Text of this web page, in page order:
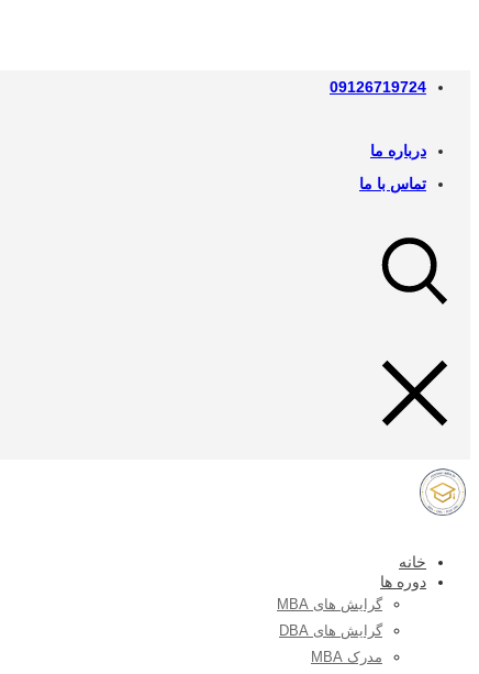
09126719724
درباره ما
تماس با ما
خانه
دوره ها
گرایش های MBA
گرایش های DBA
مدرک MBA